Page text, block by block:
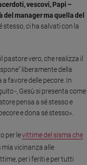
vescovi, Papi –
manager ma quella del
stesso, ci ha salvati con la
pastore vero, che realizza il
liberamente della
favore delle pecore. In
-, Gesù si presenta come
pensa a sé stesso e
e dona sé stesso».
per levittime del sisma che
mia vicinanza alle
per i feriti e per tutti